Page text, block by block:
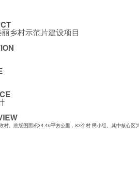
乡村示范片建设项目
村。总版图面积34.46平方公里，83个村 民小组。其中核心